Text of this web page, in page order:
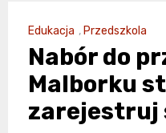
Edukacja , Przedszkola
Nabór do
Malborku
zarejestruj